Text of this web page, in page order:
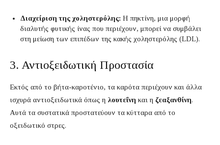
Διαχείριση της χοληστερόλης: Η πηκτίνη, μια μορφή
διαλυτής φυτικής ίνας που περιέχουν, μπορεί να συμβάλει
στη μείωση των επιπέδων της κακής χοληστερόλης (LDL).
3. Αντιοξειδωτική Προστασία
Εκτός από το βήτα-καροτένιο, τα καρότα περιέχουν και άλλα
ισχυρά αντιοξειδωτικά όπως η λουτεΐνη και η ζεαξανθίνη.
Αυτά τα συστατικά προστατεύουν τα κύτταρα από το
οξειδωτικό στρες.